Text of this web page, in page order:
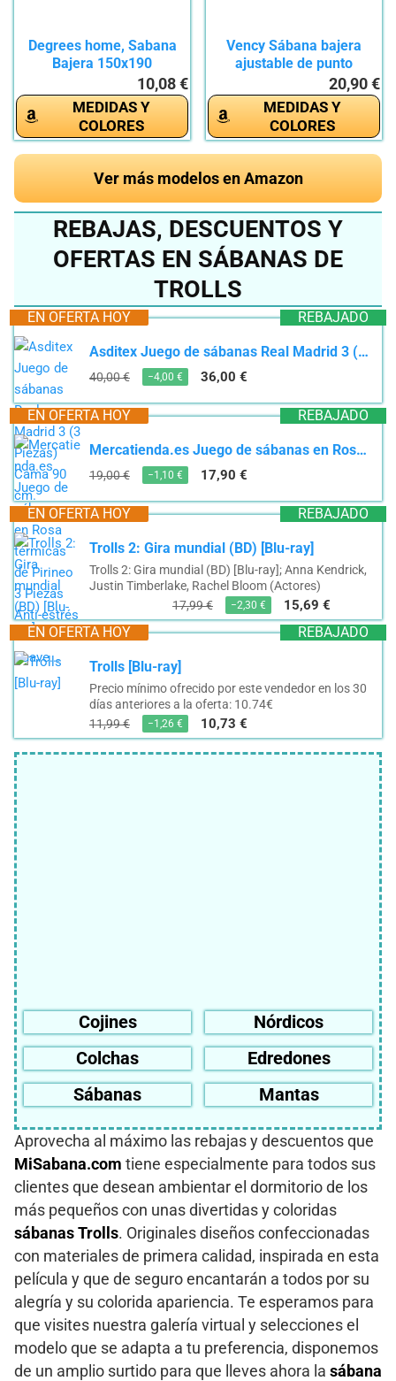
Degrees home, Sabana
Bajera 150x190
Ajustable,...10,08 €
MEDIDAS Y
COLORES
Vency Sábana bajera
ajustable de punto
premium de...20,90 €
MEDIDAS Y
COLORES
Ver más modelos en Amazon
REBAJAS, DESCUENTOS Y
OFERTAS EN SÁBANAS DE
TROLLS
REBAJADO
EN OFERTA HOY
Asditex Juego de sábanas Real Madrid 3 (3 Piezas) Cama 90 cm.
40,00 € −4,00 € 36,00 €
REBAJADO
EN OFERTA HOY
Mercatienda.es Juego de sábanas en Rosa térmicas de Pirineo 3 Piezas Anti-estrés Tacto Suave...
19,00 € −1,10 € 17,90 €
REBAJADO
EN OFERTA HOY
Trolls 2: Gira mundial (BD) [Blu-ray]
Trolls 2: Gira mundial (BD) [Blu-ray]; Anna Kendrick,
Justin Timberlake, Rachel Bloom (Actores)
17,99 €
−2,30 € 15,69 €
REBAJADO
EN OFERTA HOY
Trolls [Blu-ray]
Precio mínimo ofrecido por este vendedor en los 30
días anteriores a la oferta: 10.74€
11,99 €
−1,26 € 10,73 €
Cojines
Nórdicos
Colchas
Edredones
Sábanas
Mantas
Aprovecha al máximo las rebajas y descuentos que
MiSabana.com tiene especialmente para todos sus
clientes que desean ambientar el dormitorio de los
más pequeños con unas divertidas y coloridas
sábanas Trolls. Originales diseños confeccionadas
con materiales de primera calidad, inspirada en esta
película y que de seguro encantarán a todos por su
alegría y su colorida apariencia. Te esperamos para
que visites nuestra galería virtual y selecciones el
modelo que se adapta a tu preferencia, disponemos
de un amplio surtido para que lleves ahora la sábana